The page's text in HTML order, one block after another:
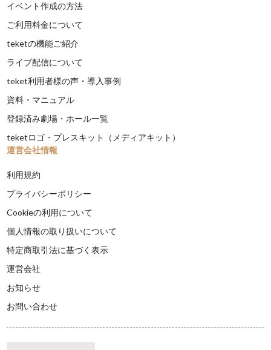
イベント作成の方法
ご利用料金について
teketの機能ご紹介
ライブ配信について
teket利用者様の声・導入事例
資料・マニュアル
登録済み劇場・ホール一覧
teketロゴ・プレスキット（メディアキット）
運営会社情報
利用規約
プライバシーポリシー
Cookieの利用について
個人情報の取り扱いについて
特定商取引法に基づく表示
運営会社
お知らせ
お問い合わせ